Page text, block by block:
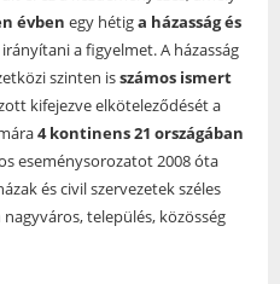
évben egy hétiga házasság és
a figyelmet. A házasság
szinten isszámos ismert
kifejezve elköteleződését a
4 kontinens 21 országában
eseménysorozatot 2008 óta
és civil szervezetek széles
település, közösség